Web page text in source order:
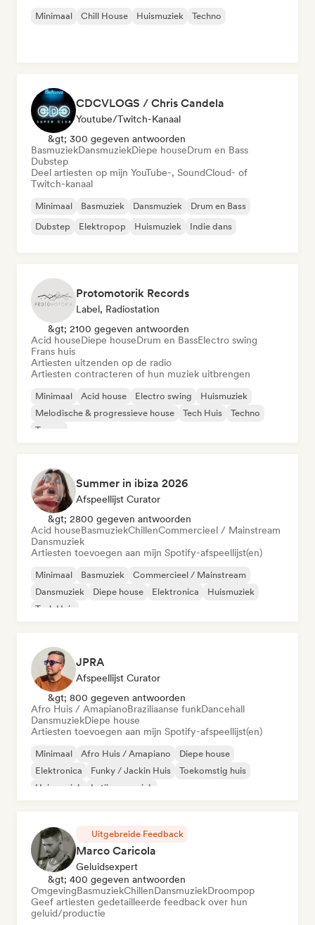
Minimaal Chill House Huismuziek Techno
CDCVLOGS / Chris Candela
Youtube/Twitch-Kanaal
&gt; 300 gegeven antwoorden
BasmuziekDansmuziekDiepe houseDrum en Bass
Dubstep
Deel artiesten op mijn YouTube-, SoundCloud- of
Twitch-kanaal
Minimaal Basmuziek Dansmuziek
Drum en Bass
Dubstep
Elektropop Huismuziek Indie dans
Protomotorik Records
Label, Radiostation
&gt; 2100 gegeven antwoorden
Acid houseDiepe houseDrum en BassElectro swing
Frans huis
Artiesten uitzenden op de radio
Artiesten contracteren of hun muziek uitbrengen
Minimaal Acid house Electro swing
Huismuziek
Melodische & progressieve house
Tech Huis
Techno
Trance
Summer in ibiza 2026
Afspeellijst Curator
&gt; 2800 gegeven antwoorden
Acid houseBasmuziekChillenCommercieel / Mainstream
Dansmuziek
Artiesten toevoegen aan mijn Spotify-afspeellijst(en)
Minimaal Basmuziek
Commercieel / Mainstream
Dansmuziek
Diepe house Elektronica
Huismuziek
Tech Huis
JPRA
Afspeellijst Curator
&gt; 800 gegeven antwoorden
Afro Huis / AmapianoBraziliaanse funkDancehall
DansmuziekDiepe house
Artiesten toevoegen aan mijn Spotify-afspeellijst(en)
Minimaal Afro Huis / Amapiano
Diepe house
Elektronica
Funky / Jackin Huis
Toekomstig huis
Huismuziek
Latijnse muziek
Uitgebreide Feedback
Marco Caricola
Geluidsexpert
&gt; 400 gegeven antwoorden
OmgevingBasmuziekChillenDansmuziekDroompop
Geef artiesten gedetailleerde feedback over hun
geluid/productie